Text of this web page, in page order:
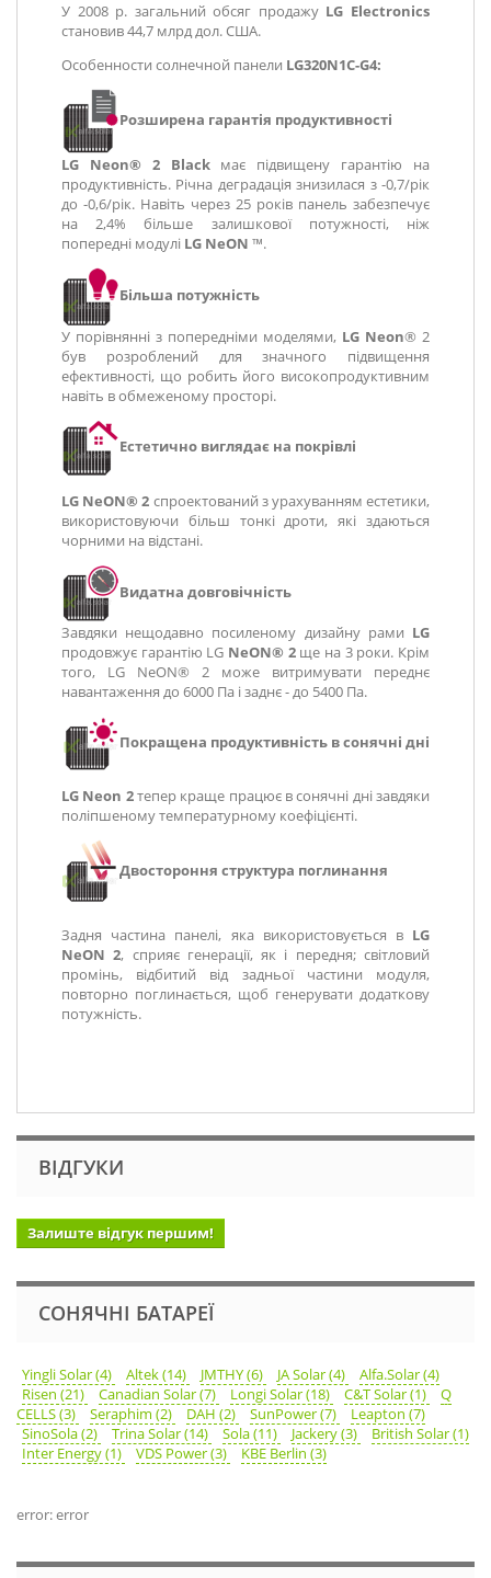
У 2008 р. загальний обсяг продажу LG Electronics
становив 44,7 млрд дол. США.
Особенности солнечной панели LG320N1C-G4:
Розширена гарантія продуктивності
LG Neon® 2 Blackмає підвищену гарантію на
продуктивність. Річна деградація знизилася з -0,7/рік
до -0,6/рік. Навіть через 25 років панель забезпечує
на 2,4% більше залишкової потужності, ніж
попередні модулі LG NeON ™.
Більша потужність
У порівнянні з попередніми моделями, LG Neon® 2
був розроблений для значного підвищення
ефективності, що робить його високопродуктивним
навіть в обмеженому просторі.
Естетично виглядає на покрівлі
LG NeON® 2 спроектований з урахуванням естетики,
використовуючи більш тонкі дроти, які здаються
чорними на відстані.
Видатна довговічність
Завдяки нещодавно посиленому дизайну рами LG
продовжує гарантію LG NeON® 2ще на 3 роки. Крім
того, LG NeON® 2 може витримувати переднє
навантаження до 6000 Па і заднє - до 5400 Па.
Покращена продуктивність в сонячні дні
LG Neon 2тепер краще працює в сонячні дні завдяки
поліпшеному температурному коефіцієнті.
Двостороння структура поглинання
Задня частина панелі, яка використовується в LG
NeON 2, сприяє генерації, як і передня; світловий
промінь, відбитий від задньої частини модуля,
повторно поглинається, щоб генерувати додаткову
потужність.
ВІДГУКИ
Залиште відгук першим!
СОНЯЧНІ БАТАРЕЇ
Yingli Solar (4) Altek (14) JMTHY (6) JA Solar (4)
Alfa.Solar (4)
Risen (21)
Canadian Solar (7) Longi Solar (18) C&T Solar (1)
Q
CELLS (3)
Seraphim (2) DAH (2) SunPower (7)
Leapton (7)
SinoSola (2)
Trina Solar (14) Sola (11) Jackery (3)
British Solar (1)
Inter Energy (1)
VDS Power (3) KBE Berlin (3)
error: error